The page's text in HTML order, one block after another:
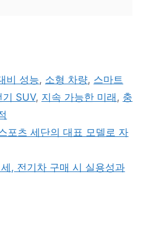
비 성능, 소형 차량, 스마트
기 SUV, 지속 가능한 미래 , 충
포츠 세단의 대표 모델로 자
, 전기차 구매 시 실용성과